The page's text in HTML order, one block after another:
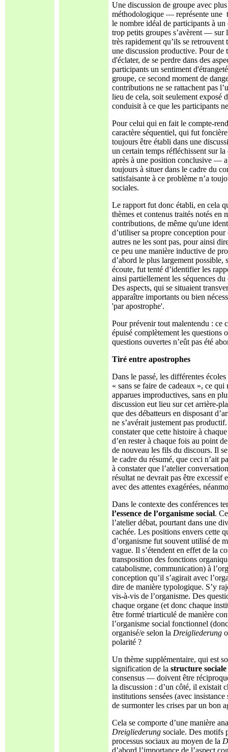
Une discussion de groupe avec
méthodologique — représente une
le nombre idéal de participants à
trop petits groupes s’avèrent —
très rapidement qu’ils se
une discussion productive. Pour de
d'éclater, de se perdre dans des
participants un sentiment
groupe, ce second moment de
contributions ne se rattachent pas
lieu de cela, soit seulement exposé
conduisit à ce que les participants
Pour celui qui en fait le compte-
caractère séquentiel, qui fut
toujours être établi dans une
un certain temps réfléchissent sur
après à une position conclusive —
toujours à situer dans le cadre du
satisfaisante à ce problème n’a
sociales.
Le rapport fut donc établi, en cela
thèmes et contenus traités notés en
contributions, de même qu'une
d’utiliser sa propre conception
autres ne les sont pas, pour ainsi
ce peu une manière inductive de
d’abord le plus largement possible,
écoute, fut tenté d’identifier les
ainsi partiellement les séquences
Des aspects, qui se situaient
apparaître importants ou bien
'par apostrophe'.
Pour prévenir tout malentendu : ce
épuisé complètement les questions
questions ouvertes n’eût pas été
Tiré entre apostrophes
Dans le passé, les différentes
« sans se faire de cadeaux », ce
apparues improductives, sans en
discussion eut lieu sur cet arrière-
que des débatteurs en disposant
ne s’avérait justement pas
constater que cette histoire à
d’en rester à chaque fois au point
de nouveau les fils du discours. Il
le cadre du résumé, que ceci n’ait
à constater que l’atelier
résultat ne devrait pas être excessif
avec des attentes exagérées,
Dans le contexte des conférences
l’essence de l’organisme social.
l’atelier débat, pourtant dans une
cachée. Les positions envers cette
d’organisme fut souvent utilisé de
vague. Il s’étendent en effet de la
transposition des fonctions
catabolisme, communication) à
conception qu’il s’agirait avec
dire de manière typologique. S’y
vis-à-vis de l’organisme. Des
chaque organe (et donc chaque
être formé triarticulé de manière
l’organisme social fonctionnel
organisé/e selon la Dreigliederung
polarité ?
Un thème supplémentaire, qui est
signification de la structure sociale
consensus — doivent être
la discussion : d’un côté, il existait
institutions sensées (avec
de surmonter les crises par un bon
Cela se comporte d’une manière
Dreigliederung sociale. Des motifs
processus sociaux au moyen de la
d’abord l’importance de l’aspect